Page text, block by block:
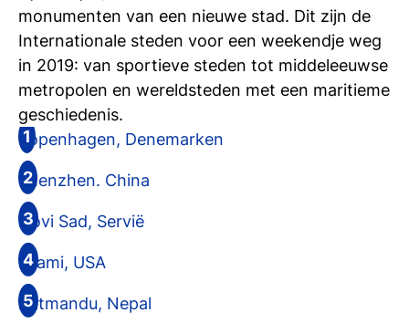
monumenten van een nieuwe stad. Dit zijn de
Internationale steden voor een weekendje weg
in 2019: van sportieve steden tot middeleeuwse
metropolen en wereldsteden met een maritieme
geschiedenis.
Kopenhagen, Denemarken
Shenzhen. China
Novi Sad, Servië
Miami, USA
Katmandu, Nepal